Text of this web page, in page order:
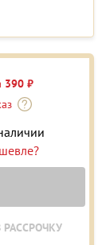
390 ₽
РАССРОЧКУ